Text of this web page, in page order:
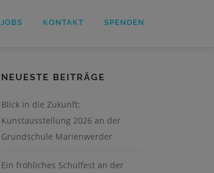
JOBS KONTAKT SPENDEN
NEUESTE BEITRÄGE
Blick in die Zukunft:
Kunstausstellung 2026 an der
Grundschule Marienwerder
Ein fröhliches Schulfest an der